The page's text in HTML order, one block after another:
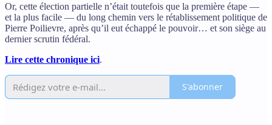
Or, cette élection partielle n’était toutefois que la première étape —
et la plus facile — du long chemin vers le rétablissement politique de
Pierre Poilievre, après qu’il eut échappé le pouvoir… et son siège au
dernier scrutin fédéral.
Lire cette chronique ici.
S'abonner